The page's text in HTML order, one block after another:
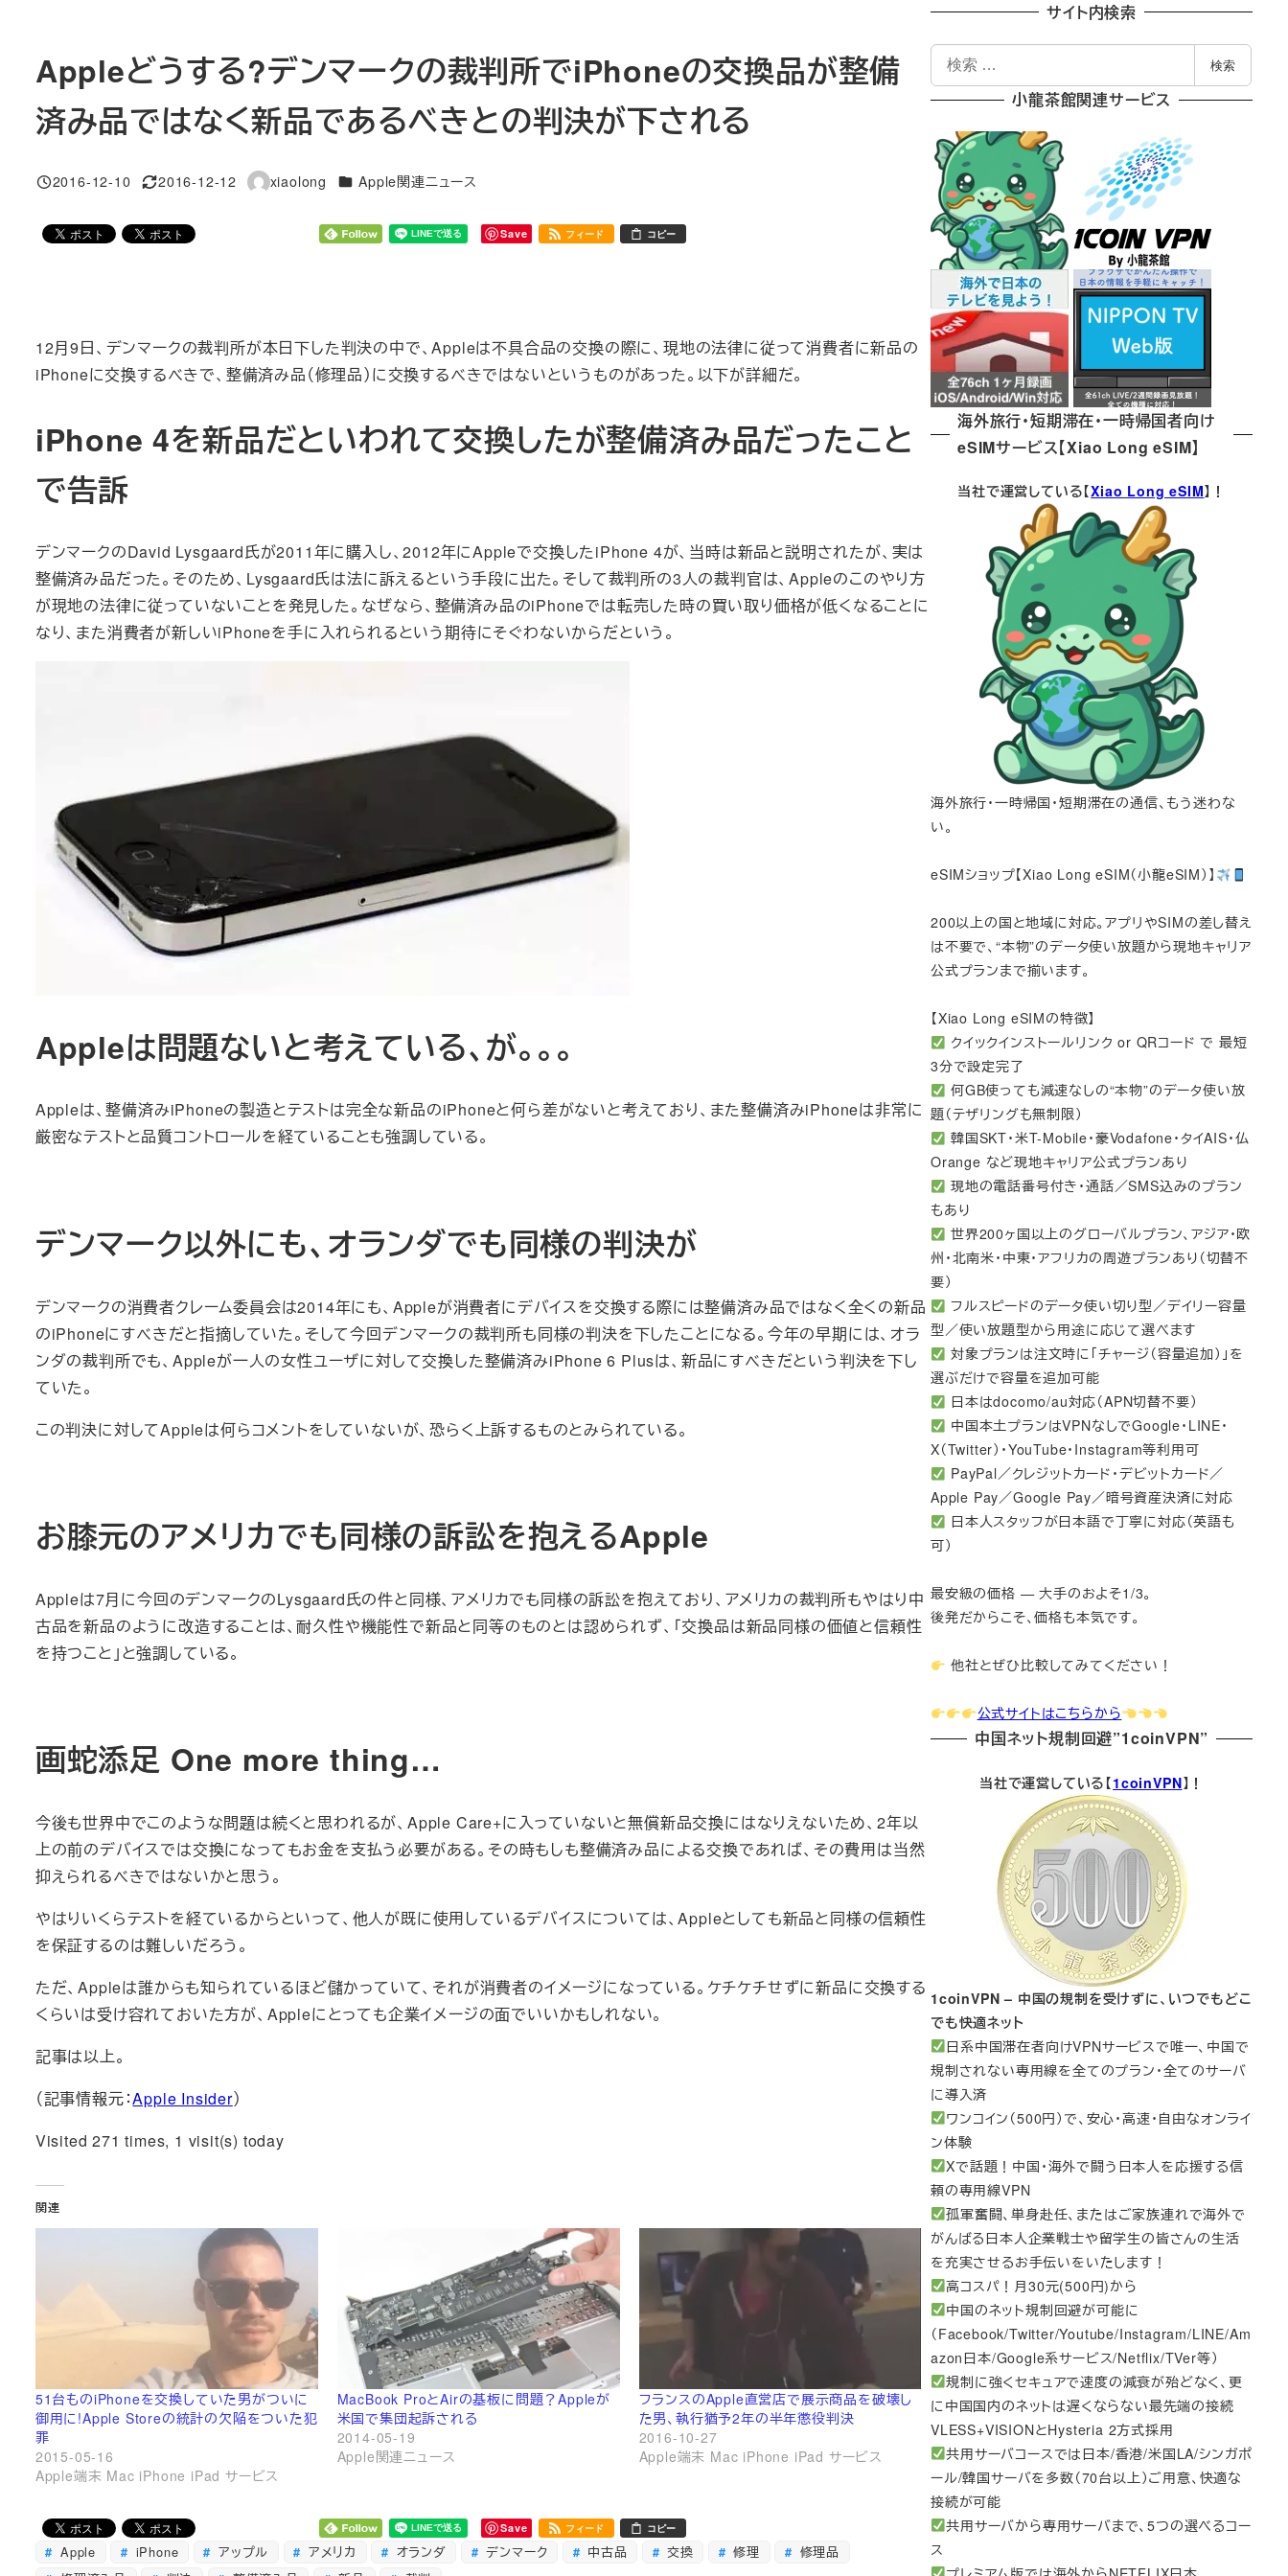
Appleどうする?デンマークの裁判所でiPhoneの交換品が整備
済み品ではなく新品であるべきとの判決が下される
投稿日
2016-12-10
更新日
2016-12-12
著
xiaolong カテゴリー
Apple関連ニュース
Save フィード コピー
12月9日、デンマークの裁判所が本日下した判決の中で、Appleは不具合品の交換の際に、現地の法律に従って消費者に新品の
iPhoneに交換するべきで、整備済み品（修理品）に交換するべきではないというものがあった。以下が詳細だ。
iPhone 4を新品だといわれて交換したが整備済み品だったこと
で告訴
デンマークのDavid Lysgaard氏が2011年に購入し、2012年にAppleで交換したiPhone 4が、当時は新品と説明されたが、実は
整備済み品だった。そのため、Lysgaard氏は法に訴えるという手段に出た。そして裁判所の3人の裁判官は、Appleのこのやり方
が現地の法律に従っていないことを発見した。なぜなら、整備済み品のiPhoneでは転売した時の買い取り価格が低くなることに
なり、また消費者が新しいiPhoneを手に入れられるという期待にそぐわないからだという。
Appleは問題ないと考えている、が。。。
Appleは、整備済みiPhoneの製造とテストは完全な新品のiPhoneと何ら差がないと考えており、また整備済みiPhoneは非常に
厳密なテストと品質コントロールを経ていることも強調している。
デンマーク以外にも、オランダでも同様の判決が
デンマークの消費者クレーム委員会は2014年にも、Appleが消費者にデバイスを交換する際には整備済み品ではなく全くの新品
のiPhoneにすべきだと指摘していた。そして今回デンマークの裁判所も同様の判決を下したことになる。今年の早期には、オラ
ンダの裁判所でも、Appleが一人の女性ユーザに対して交換した整備済みiPhone 6 Plusは、新品にすべきだという判決を下し
ていた。
この判決に対してAppleは何らコメントをしていないが、恐らく上訴するものとみられている。
お膝元のアメリカでも同様の訴訟を抱えるApple
Appleは7月に今回のデンマークのLysgaard氏の件と同様、アメリカでも同様の訴訟を抱えており、アメリカの裁判所もやはり中
古品を新品のように改造することは、耐久性や機能性で新品と同等のものとは認められず、「交換品は新品同様の価値と信頼性
を持つこと」と強調している。
画蛇添足 One more thing…
今後も世界中でこのような問題は続くと思われるが、Apple Care+に入っていないと無償新品交換にはなりえないため、2年以
上の前のデバイスでは交換になってもお金を支払う必要がある。その時もしも整備済み品による交換であれば、その費用は当然
抑えられるべきではないかと思う。
やはりいくらテストを経ているからといって、他人が既に使用しているデバイスについては、Appleとしても新品と同様の信頼性
を保証するのは難しいだろう。
ただ、Appleは誰からも知られているほど儲かっていて、それが消費者のイメージになっている。ケチケチせずに新品に交換する
くらいは受け容れておいた方が、Appleにとっても企業イメージの面でいいかもしれない。
記事は以上。
（記事情報元：Apple Insider）
Visited 271 times, 1 visit(s) today
関連
51台ものiPhoneを交換していた男がついに
御用に!Apple Storeの統計の欠陥をついた犯
罪
2015-05-16
Apple端末 Mac iPhone iPad サービス
MacBook ProとAirの基板に問題？Appleが
米国で集団起訴される
2014-05-19
Apple関連ニュース
フランスのApple直営店で展示商品を破壊し
た男、執行猶予2年の半年懲役判決
2016-10-27
Apple端末 Mac iPhone iPad サービス
Save フィード コピー
Apple iPhone アップル アメリカ オランダ デンマーク 中古品 交換 修理
修理品
サイト内検索
索
検索
小龍茶館関連サービス
海外旅行・短期滞在・一時帰国者向け
eSIMサービス【Xiao Long eSIM】
当社で運営している【Xiao Long eSIM】！
海外旅行・一時帰国・短期滞在の通信、もう迷わな
い。
eSIMショップ【Xiao Long eSIM（小龍eSIM）】
200以上の国と地域に対応。アプリやSIMの差し替え
は不要で、“本物”のデータ使い放題から現地キャリア
公式プランまで揃います。
【Xiao Long eSIMの特徴】
クイックインストールリンク or QRコード で 最短
3分で設定完了
何GB使っても減速なしの“本物”のデータ使い放
題（テザリングも無制限）
韓国SKT・米T-Mobile・豪Vodafone・タイAIS・仏
Orange など現地キャリア公式プランあり
現地の電話番号付き・通話／SMS込みのプラン
もあり
世界200ヶ国以上のグローバルプラン、アジア・欧
州・北南米・中東・アフリカの周遊プランあり（切替不
要）
フルスピードのデータ使い切り型／デイリー容量
型／使い放題型から用途に応じて選べます
対象プランは注文時に「チャージ（容量追加）」を
選ぶだけで容量を追加可能
日本はdocomo/au対応（APN切替不要）
中国本土プランはVPNなしでGoogle・LINE・
X（Twitter）・YouTube・Instagram等利用可
PayPal／クレジットカード・デビットカード／
Apple Pay／Google Pay／暗号資産決済に対応
日本人スタッフが日本語で丁寧に対応（英語も
可）
最安級の価格 — 大手のおよそ1/3。
後発だからこそ、価格も本気です。
他社とぜひ比較してみてください！
公式サイトはこちらから
中国ネット規制回避”1coinVPN”
当社で運営している【1coinVPN】！
1coinVPN – 中国の規制を受けずに、いつでもどこ
でも快適ネット
日系中国滞在者向けVPNサービスで唯一、中国で
規制されない専用線を全てのプラン・全てのサーバ
に導入済
ワンコイン（500円）で、安心・高速・自由なオンライ
ン体験
Xで話題！中国・海外で闘う日本人を応援する信
頼の専用線VPN
孤軍奮闘、単身赴任、またはご家族連れで海外で
がんばる日本人企業戦士や留学生の皆さんの生活
を充実させるお手伝いをいたします！
高コスパ！月30元(500円)から
中国のネット規制回避が可能に
（Facebook/Twitter/Youtube/Instagram/LINE/Am
azon日本/Google系サービス/Netflix/TVer等）
規制に強くセキュアで速度の減衰が殆どなく、更
に中国国内のネットは遅くならない最先端の接続
VLESS+VISIONとHysteria 2方式採用
共用サーバコースでは日本/香港/米国LA/シンガポ
ール/韓国サーバを多数（70台以上）ご用意、快適な
接続が可能
共用サーバから専用サーバまで、5つの選べるコー
ス